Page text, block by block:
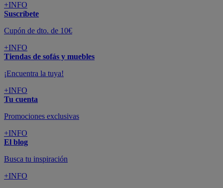
+INFO
Suscríbete
Cupón de dto. de 10€
+INFO
Tiendas de sofás y muebles
¡Encuentra la tuya!
+INFO
Tu cuenta
Promociones exclusivas
+INFO
El blog
Busca tu inspiración
+INFO